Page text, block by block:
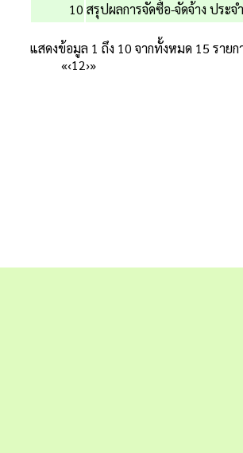
10 สรุปผลการจัดซื้อ-จัดจ้าง ประ
แสดงข้อมูล 1 ถึง 10 จากทั้งหมด 15 รายก
«‹12›»